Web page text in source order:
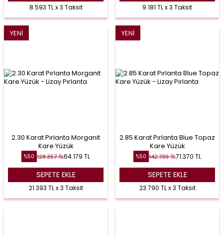
8.593 TL x 3 Taksit 9.181 TL x 3 Taksit
YENI
2.30 Karat Pırlanta Morganit
Kare Yüzük
%50 128.357TL64.179 TL
SEPETE EKLE
21.393 TL x 3 Taksit
YENI
2.85 Karat Pırlanta Blue Topaz
Kare Yüzük
%50 142.739TL71.370 TL
SEPETE EKLE
23.790 TL x 3 Taksit